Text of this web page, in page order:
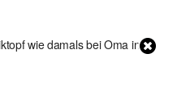
wie damals bei Oma in 1